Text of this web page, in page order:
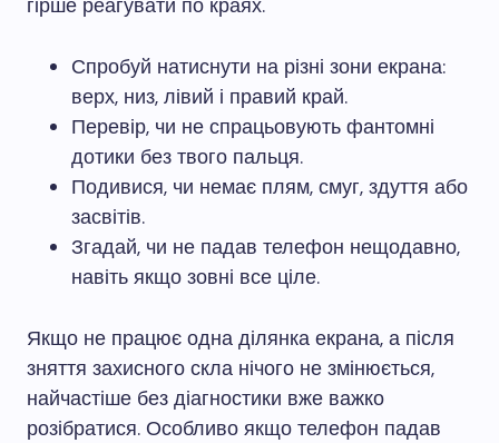
гірше реагувати по краях.
Спробуй натиснути на різні зони екрана:
верх, низ, лівий і правий край.
Перевір, чи не спрацьовують фантомні
дотики без твого пальця.
Подивися, чи немає плям, смуг, здуття або
засвітів.
Згадай, чи не падав телефон нещодавно,
навіть якщо зовні все ціле.
Якщо не працює одна ділянка екрана, а після
зняття захисного скла нічого не змінюється,
найчастіше без діагностики вже важко
розібратися. Особливо якщо телефон падав